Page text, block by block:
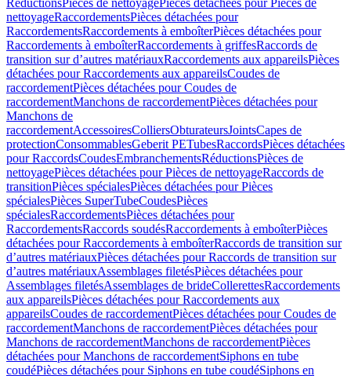
RéductionsPièces de nettoyagePièces détachées pour Pièces de
nettoyageRaccordementsPièces détachées pour
RaccordementsRaccordements à emboîterPièces détachées pour
Raccordements à emboîterRaccordements à griffesRaccords de
transition sur d’autres matériauxRaccordements aux appareilsPièces
détachées pour Raccordements aux appareilsCoudes de
raccordementPièces détachées pour Coudes de
raccordementManchons de raccordementPièces détachées pour
Manchons de
raccordementAccessoiresColliersObturateursJointsCapes de
protectionConsommablesGeberit PETubesRaccordsPièces détachées
pour RaccordsCoudesEmbranchementsRéductionsPièces de
nettoyagePièces détachées pour Pièces de nettoyageRaccords de
transitionPièces spécialesPièces détachées pour Pièces
spécialesPièces SuperTubeCoudesPièces
spécialesRaccordementsPièces détachées pour
RaccordementsRaccords soudésRaccordements à emboîterPièces
détachées pour Raccordements à emboîterRaccords de transition sur
d’autres matériauxPièces détachées pour Raccords de transition sur
d’autres matériauxAssemblages filetésPièces détachées pour
Assemblages filetésAssemblages de brideCollerettesRaccordements
aux appareilsPièces détachées pour Raccordements aux
appareilsCoudes de raccordementPièces détachées pour Coudes de
raccordementManchons de raccordementPièces détachées pour
Manchons de raccordementManchons de raccordementPièces
détachées pour Manchons de raccordementSiphons en tube
coudéPièces détachées pour Siphons en tube coudéSiphons en